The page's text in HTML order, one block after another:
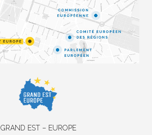
GRAND EST – EUROPE